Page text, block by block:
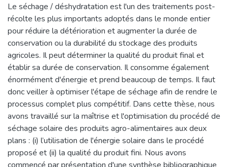
Le séchage / déshydratation est l'un des traitements post-
récolte les plus importants adoptés dans le monde entier
pour réduire la détérioration et augmenter la durée de
conservation ou la durabilité du stockage des produits
agricoles. Il peut déterminer la qualité du produit final et
établir sa durée de conservation. Il consomme également
énormément d'énergie et prend beaucoup de temps. Il faut
donc veiller à optimiser l'étape de séchage afin de rendre le
processus complet plus compétitif. Dans cette thèse, nous
avons travaillé sur la maîtrise et l'optimisation du procédé de
séchage solaire des produits agro-alimentaires aux deux
plans : (i) l’utilisation de l'énergie solaire dans le procédé
proposé et (ii) la qualité du produit fini. Nous avons